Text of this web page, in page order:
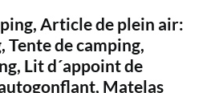
Article de plein air:
Tente de camping,
Lit d´appoint de
Matelas